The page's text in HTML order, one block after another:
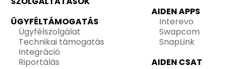
ÜGYFÉLTÁMOGATÁS
Ügyfélszolgálat
Technikai támogatás
Integráció
Riportálás
AIDEN APPS
Interevo
Swapcom
SnapLink
AIDEN CSAT